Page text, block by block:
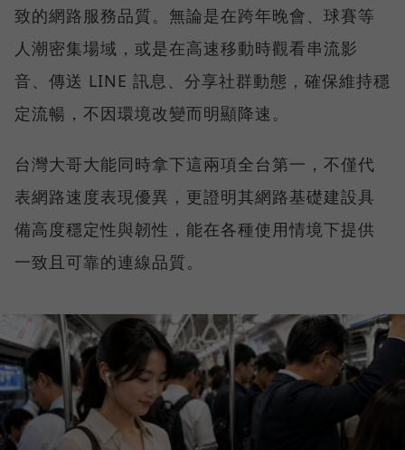
致的網路服務品質。無論是在跨年晚會、球賽等
人潮密集場域，或是在高速移動時觀看串流影
音、傳送 LINE 訊息、分享社群動態，確保維持穩
定流暢，不因環境改變而明顯降速。
台灣大哥大能同時拿下這兩項全台第一，不僅代
表網路速度表現優異，更證明其網路基礎建設具
備高度穩定性與韌性，能在各種使用情境下提供
一致且可靠的連線品質。